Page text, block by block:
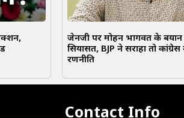
जेनजी पर मोहन भागवत के बयान
सियासत, BJP ने सराहा तो कांग्रेस
रणनीति
Contact Info